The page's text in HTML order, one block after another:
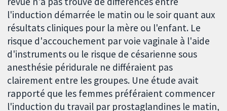
l'induction démarrée le matin ou le soir quant aux
résultats cliniques pour la mère ou l'enfant. Le
risque d'accouchement par voie vaginale à l'aide
d'instruments ou le risque de césarienne sous
anesthésie péridurale ne différaient pas
clairement entre les groupes. Une étude avait
rapporté que les femmes préféraient commencer
l'induction du travail par prostaglandines le matin,